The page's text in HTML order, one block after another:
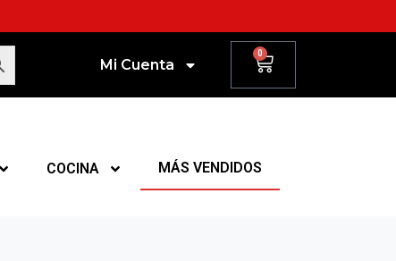
Mi Cuenta
0
COCINA MÁS VENDIDOS